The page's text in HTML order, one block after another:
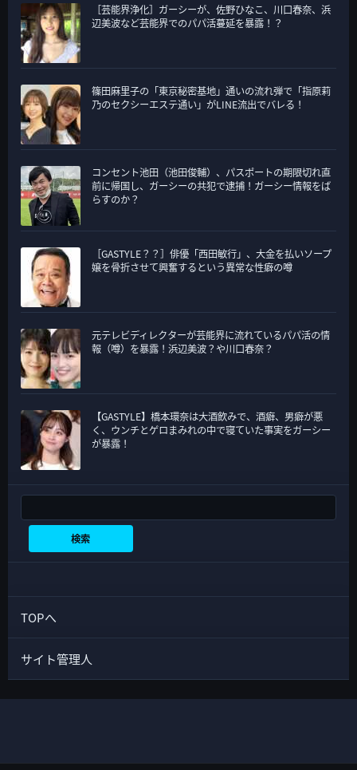
［芸能界浄化］ガーシーが、佐野ひなこ、川口春奈、浜
辺美波など芸能界でのパパ活蔓延を暴露！？
篠田麻里子の「東京秘密基地」通いの流れ弾で「指原莉
乃のセクシーエステ通い」がLINE流出でバレる！
コンセント池田（池田俊輔）、パスポートの期限切れ直
前に帰国し、ガーシーの共犯で逮捕！ガーシー情報をば
らすのか？
［GASTYLE？？］俳優「西田敏行」、大金を払いソープ
嬢を骨折させて興奮するという異常な性癖の噂
元テレビディレクターが芸能界に流れているパパ活の情
報（噂）を暴露！浜辺美波？や川口春奈？
【GASTYLE】橋本環奈は大酒飲みで、酒癖、男癖が悪
く、ウンチとゲロまみれの中で寝ていた事実をガーシー
が暴露！
検索
TOPへ
サイト管理人